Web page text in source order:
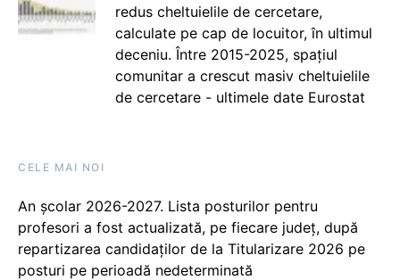
redus cheltuielile de cercetare,
calculate pe cap de locuitor, în ultimul
deceniu. Între 2015-2025, spațiul
comunitar a crescut masiv cheltuielile
de cercetare - ultimele date Eurostat
CELE MAI NOI
An școlar 2026-2027. Lista posturilor pentru
profesori a fost actualizată, pe fiecare județ, după
repartizarea candidaților de la Titularizare 2026 pe
posturi pe perioadă nedeterminată